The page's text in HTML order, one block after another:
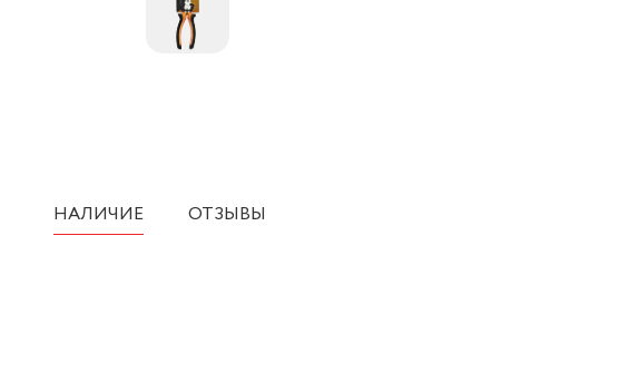
НАЛИЧИЕ ОТЗЫВЫ